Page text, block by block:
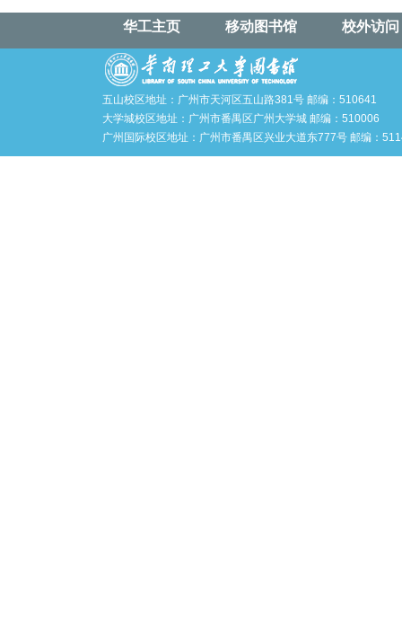
华工主页 移动图书馆 校外访问
五山校区地址：广州市天河区五山路381号 邮编：510641
大学城校区地址：广州市番禺区广州大学城 邮编：510006
广州国际校区地址：广州市番禺区兴业大道东777号 邮编：